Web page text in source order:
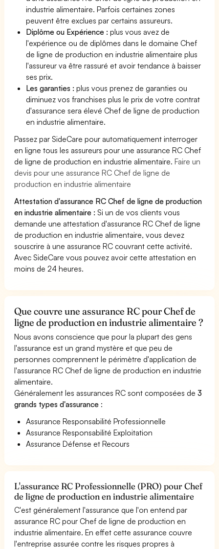
industrie alimentaire. Parfois certaines zones
peuvent être exclues par certains assureurs.
Diplôme ou Expérience :plus vous avez de
l'expérience ou de diplômes dans le domaine Chef
de ligne de production en industrie alimentaire plus
l'assureur va être rassuré et avoir tendance à baisser
ses prix.
Les garanties :plus vous prenez de garanties ou
diminuez vos franchises plus le prix de votre contrat
d'assurance sera élevé Chef de ligne de production
en industrie alimentaire.
Passez par SideCare pour automatiquement interroger
en ligne tous les assureurs pour une assurance RC Chef
de ligne de production en industrie alimentaire.Faire un
devis pour une assurance RC Chef de ligne de
production en industrie alimentaire
Attestation d'assurance RC Chef de ligne de production
en industrie alimentaire : Si un de vos clients vous
demande une attestation d'assurance RC Chef de ligne
de production en industrie alimentaire, vous devez
souscrire à une assurance RC couvrant cette activité.
Avec SideCare vous pouvez avoir cette attestation en
moins de 24 heures.
Que couvre une assurance RC pour Chef de
ligne de production en industrie alimentaire ?
Nous avons conscience que pour la plupart des gens
l'assurance est un grand mystère et que peu de
personnes comprennent le périmètre d'application de
l'assurance RC Chef de ligne de production en industrie
alimentaire.
Généralement les assurances RC sont composées de3
grands types d'assurance :
Assurance Responsabilité Professionnelle
Assurance Responsabilité Exploitation
Assurance Défense et Recours
L'assurance RC Professionnelle (PRO) pour Chef
de ligne de production en industrie alimentaire
C'est généralement l'assurance que l'on entend par
assurance RC pour Chef de ligne de production en
industrie alimentaire. En effet cette assurance couvre
l'entreprise assurée contre les risques propres à